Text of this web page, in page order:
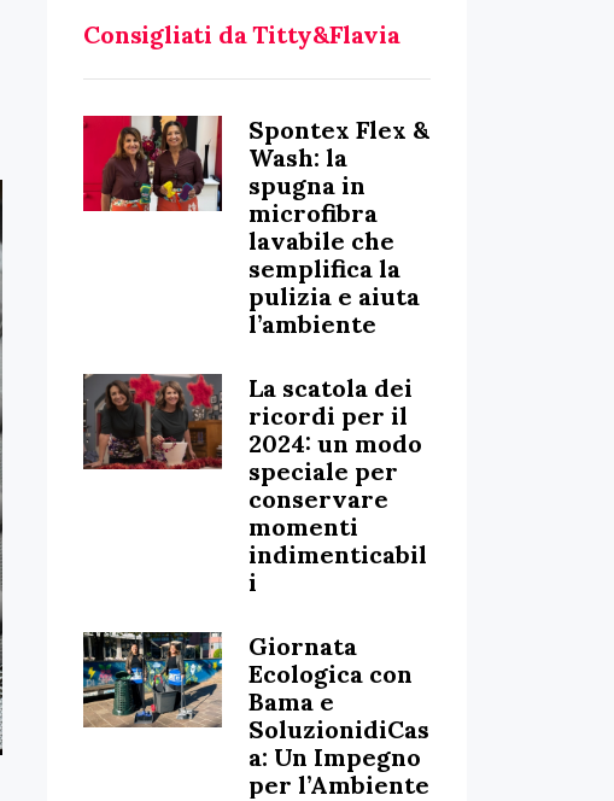
Consigliati da Titty&Flavia
Spontex Flex &
Wash: la
spugna in
microfibra
lavabile che
semplifica la
pulizia e aiuta
l’ambiente
La scatola dei
ricordi per il
2024: un modo
speciale per
conservare
momenti
indimenticabil
i
Giornata
Ecologica con
Bama e
SoluzionidiCas
a: Un Impegno
per l’Ambiente